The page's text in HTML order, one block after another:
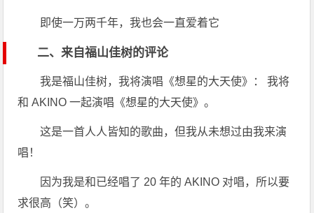
即使一万两千年，我也会一直爱着它
二、来自福山佳树的评论
我是福山佳树，我将演唱《想星的大天使》： 我将
和 AKINO 一起演唱《想星的大天使》。
这是一首人人皆知的歌曲，但我从未想过由我来演
唱！
因为我是和已经唱了 20 年的 AKINO 对唱，所以要
求很高（笑）。